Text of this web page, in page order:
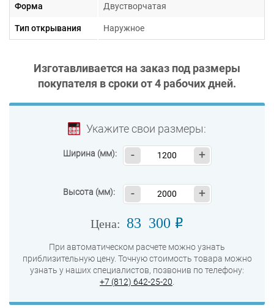
Форма Двустворчатая
Тип открывания Наружное
Изготавливается на заказ под размеры
покупателя в сроки от4 рабочих дней.
Укажите свои размеры:
Ширина (мм): - +
Высота (мм): - +
Цена: 83 300 o
При автоматическом расчете можно узнать
приблизительную цену. Точную стоимость товара можно
узнать у наших специалистов, позвонив по телефону:
+7 (812) 642-25-20